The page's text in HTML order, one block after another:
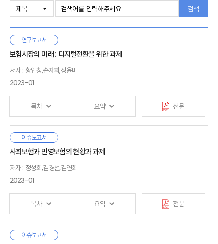
서비스 이용 대비 다소 낮게나타나지만 X세대보다는 높아 향후
보험소비에도 영향을 미칠 것으로 예상된다.
Ⅲ장에서는 보험소비 경험이 있는 소비자 설문조사를 실시하고
보험소비 경험을 분석하였
필요성을 인지하고 있으며, 탐색 시에는 온라인
다양한 채널을 활용하는 것으로 나타났다. 가입 시에는 설계사 채널
활용 비중이 가장 높지만 보험사 웹/앱을 통한 가입 비중도 타 세대
대비 높은 편이었
여정을 통해 일관된 만족도를 경험하고 있지 못하며 보험 가입 시
만족도가 낮았는데, 특히 오프라인 채널을 통한 가입 만족이
가장낮았다. MZ세대의 보험소비 만족에 가장 큰 영향을 미치는
요소는 온·오프라인 채널 모
디지털세대로서 신속성과 편리성을 중시할 것
자기주도적 결정 및 합리적 선택을 중요시 한다는 사실은
가치 결정 시 신속·편리성을
보험소비 경험’을 제공하는 데 주안점을 둘 필요가 있다.
1. 연구 배경
2. 선행연구
3. 연구 진행방법
Ⅱ. 소비자의 디지털 활용 수준 및 이용태도 분석
2. 디지털정보의 활용: 생활 서비스 이용 수준 비교
1. 보험소비 여정 분석 개요
3. 보험소비 여정 분석(2): 만족도
4. 보험소비 여정 분석(3): 만족에 영향을 미치는 요소 분석
Ⅳ. 요약 및 시사점
· 참고문헌
검색
연구보고서
보험시장의 미래 : 디지털전환을 위한 과제
저자 : 황인창,손재희,장윤미
2023-01
목차 요약 전문
국내 보험산업은 성장성과 수익성이 동반 하락하는 장기적인
추세를 보이고, 소비자 신뢰또한 높지 않은 상황이다. 이러한
신뢰 저하는 근본적으로 보험시장에 내재되어 있는
정보비대칭성과 함께 현재 보험회사 사업모형의 경직성에
의해 발생한다. 이러한 상황을 극복하기 위해 국내
보험산업은 디지털혁신에 대한 관심이 높지만, 현재 국내
보험산업의 디지털전환 수준은 아직 초기단계로 평가된다.
보험시장의 변화를 촉진하는 요인을 소비자, 공급자, 규제
등으로 나누어 살펴보았을 때,
Ⅰ. 서론
1. 연구배경 및 목적
2. 선행연구
3. 연구내용 및 구성
Ⅱ. 보험시장의 미래모습
1. 주요동인
2. 미래모습
3. 보험산업의 미래 핵심전략: 디지털전환
이슈보고서
사회보험과 민영보험의 현황과 과제
저자 : 정성희,김경선,김연희
2023-01
목차 요약 전문
우리나라의 의료비 보장 보험제도 중 사회보험인 국민건강보험과
이슈보고서